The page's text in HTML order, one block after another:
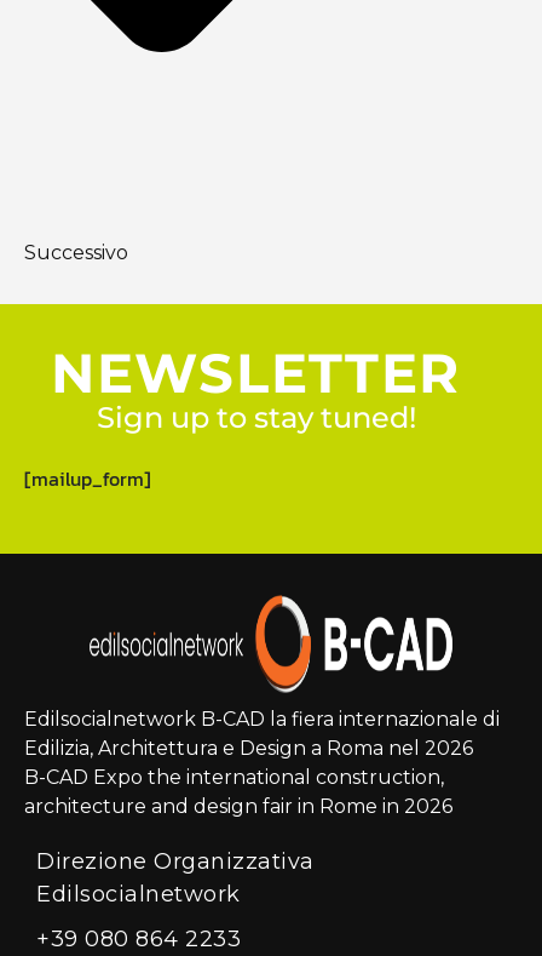
Successivo
NEWSLETTER
Sign up to stay tuned!
[mailup_form]
Edilsocialnetwork B-CAD la fiera internazionale di
Edilizia, Architettura e Design a Roma nel 2026
B-CAD Expo the international construction,
architecture and design fair in Rome in 2026
Direzione Organizzativa
Edilsocialnetwork
+39 080 864 2233